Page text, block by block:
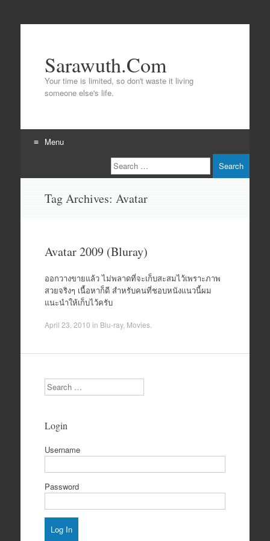
Sarawuth.Com
Your time is limited, so don't waste it living
someone else's life.
Menu
to
Search
Tag Archives: Avatar
Avatar 2009 (Bluray)
ออกวางขายแล้ว ไม่พลาดที่จะเก็บสะสมไว้เพราะภาพ
สวยจริงๆ เนื้อหาก็ดี สำหรับคนที่ชอบหนังแนวนี้ผม
แนะนำให้เก็บไว้ครับ
April 23, 2010 in Blu-ray, Movies.
Search
Login
Username
Password